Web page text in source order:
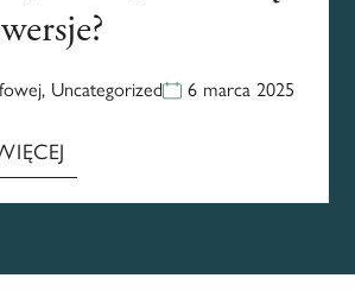
, Uncategorized 6 marca 2025